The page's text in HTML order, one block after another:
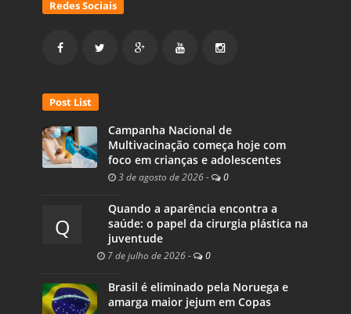
Redes Sociais
Post List
Campanha Nacional de
Multivacinação começa hoje com
foco em crianças e adolescentes
3 de agosto de 2026 - 0
Q
Quando a aparência encontra a
saúde: o papel da cirurgia plástica na
juventude
7 de julho de 2026 - 0
Brasil é eliminado pela Noruega e
amarga maior jejum em Copas